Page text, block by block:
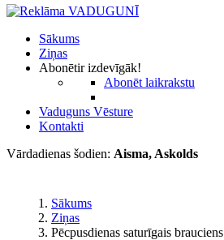
Sākums
Ziņas
Abonētir izdevīgāk!
Abonēt laikrakstu
Vaduguns Vēsture
Kontakti
Vārdadienas šodien: Aisma, Askolds
Sākums
Ziņas
Pēcpusdienas saturīgais brauciens